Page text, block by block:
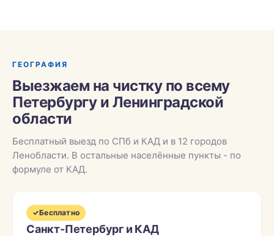
ГЕОГРАФИЯ
Выезжаем на чистку по всему
Петербургу и Ленинградской
области
Бесплатный выезд по СПб и КАД и в 12 городов
Ленобласти. В остальные населённые пункты - по
формуле от КАД.
✓Бесплатно
Санкт-Петербург и КАД